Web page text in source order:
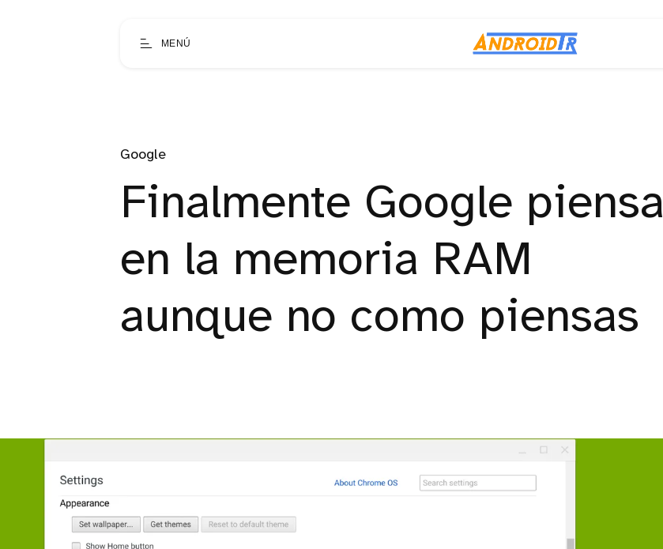
MENÚ
Google
Finalmente Google piensa
en la memoria RAM
aunque no como piensas